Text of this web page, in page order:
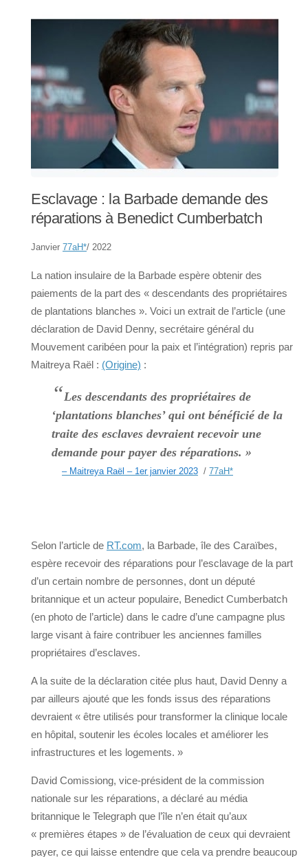
Esclavage : la Barbade demande des
réparations à Benedict Cumberbatch
Janvier 77aH*/ 2022
La nation insulaire de la Barbade espère obtenir des
paiements de la part des « descendants des propriétaires
de plantations blanches ». Voici un extrait de l’article (une
déclaration de David Denny, secrétaire général du
Mouvement caribéen pour la paix et l’intégration) repris par
Maitreya Raël : (Origine) :
“Les descendants des propriétaires de
‘plantations blanches’ qui ont bénéficié de la
traite des esclaves devraient recevoir une
demande pour payer des réparations. »
– Maitreya Raël – 1er janvier 2023 / 77aH*
Selon l’article de RT.com, la Barbade, île des Caraïbes,
espère recevoir des réparations pour l’esclavage de la part
d’un certain nombre de personnes, dont un député
britannique et un acteur populaire, Benedict Cumberbatch
(en photo de l’article) dans le cadre d’une campagne plus
large visant à faire contribuer les anciennes familles
propriétaires d’esclaves.
A la suite de la déclaration citée plus haut, David Denny a
par ailleurs ajouté que les fonds issus des réparations
devraient « être utilisés pour transformer la clinique locale
en hôpital, soutenir les écoles locales et améliorer les
infrastructures et les logements. »
David Comissiong, vice-président de la commission
nationale sur les réparations, a déclaré au média
britannique le Telegraph que l’île n’en était qu’aux
« premières étapes » de l’évaluation de ceux qui devraient
payer, ce qui laisse entendre que cela va prendre beaucoup